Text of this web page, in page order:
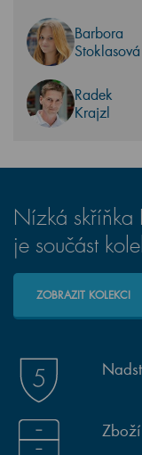
Barbora
Stoklasová
Radek
Krajzl
Nízká
je součást
ZOBRAZIT KOLEKCI